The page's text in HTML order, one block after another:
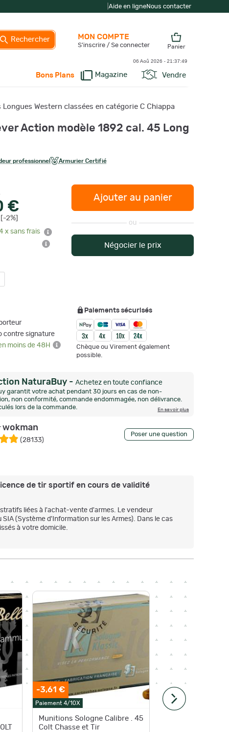
Aide en ligneNous contacter
Rechercher
Bons Plans Magazine Vendre
MON COMPTE
S'inscrire / Se connecter Panier
06 Aoû 2026 - 21:37:50
Longues Western classées en catégorie C Chiappa
Action modèle 1892 cal. 45 Long
professionnel Armurier Certifié
€
2%]
x sans frais
Ajouter au panier
ou
Négocier le prix
contre signature
moins de 48H
Paiements sécurisés
Chèque ou Virement également
possible.
NaturaBuy - Achetez en toute confiance
garantit votre achat pendant 30 jours en cas de non-
non conformité, commande endommagée, non délivrance.
lors de la commande.
En savoir plus
wokman
(28133)
Poser une question
de tir sportif en cours de validité
liées à l'achat-vente d'armes. Le vendeur
(Système d'Information sur les Armes). Dans le cas
à votre domicile.
-3,61 €
Paiement 4/10X
Munitions Sologne Calibre . 45
Colt Chasse et Tir